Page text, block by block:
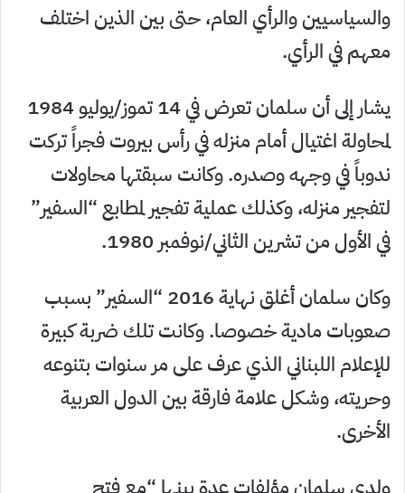
والسياسيين والرأي العام، حتى بين الذين اختلف
معهم في الرأي.
يشار إلى أن سلمان تعرض في 14 تموز/يوليو 1984
لمحاولة اغتيال أمام منزله في رأس بيروت فجراً تركت
ندوباً في وجهه وصدره. وكانت سبقتها محاولات
لتفجير منزله، وكذلك عملية تفجير لمطابع “السفير”
في الأول من تشرين الثاني/نوفمبر 1980.
وكان سلمان أغلق نهاية 2016 “السفير” بسبب
صعوبات مادية خصوصا. وكانت تلك ضربة كبيرة
للإعلام اللبناني الذي عرف على مر سنوات بتنوعه
وحريته، وشكل علامة فارقة بين الدول العربية
الأخرى.
ولدى سلمان مؤلفات عدة بينها “مع فتح